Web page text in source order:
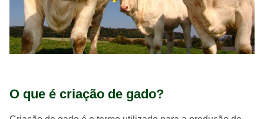
O que é criação de gado?